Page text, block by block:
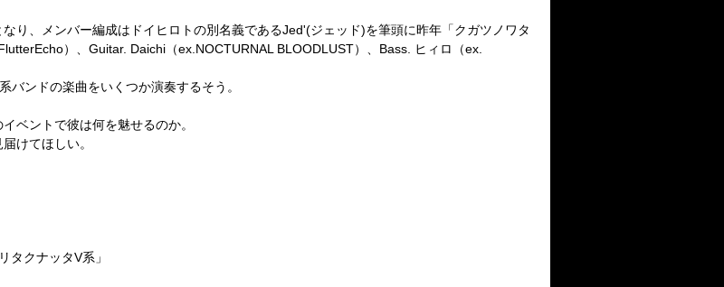
り、メンバー編成はドイヒロトの別名義であるJed'(ジェッド)を筆頭に昨年「クガツノワタ
）、Guitar. Daichi（ex.NOCTURNAL BLOODLUST）、Bass. ヒィロ（ex.
バンドの楽曲をいくつか演奏するそう。
ベントで彼は何を魅せるのか。
けてほしい。
タクナッタV系」